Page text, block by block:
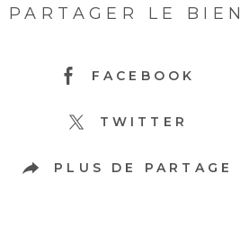
PARTAGER LE BIEN
FACEBOOK
TWITTER
PLUS DE PARTAGE